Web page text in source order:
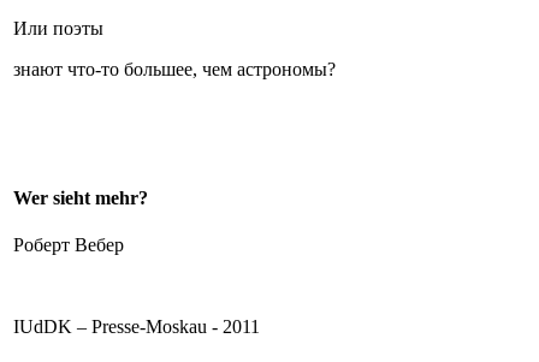
Или поэты
знают что-то большее, чем астрономы?
Wer sieht mehr?
Роберт Вебер
IUdDK – Presse-Moskau - 2011